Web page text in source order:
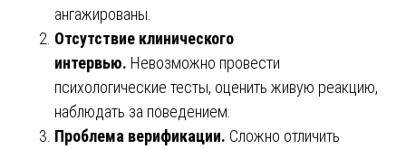
ангажированы.
Отсутствие клинического
интервью. Невозможно провести
психологические тесты, оценить живую реакцию,
наблюдать за поведением.
Проблема верификации. Сложно отличить